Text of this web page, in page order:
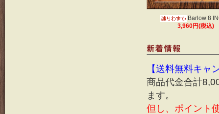
Barlow 8
3,960円(税込)
【送料無料キャ
商品代金合計
ます。
但し、ポイント